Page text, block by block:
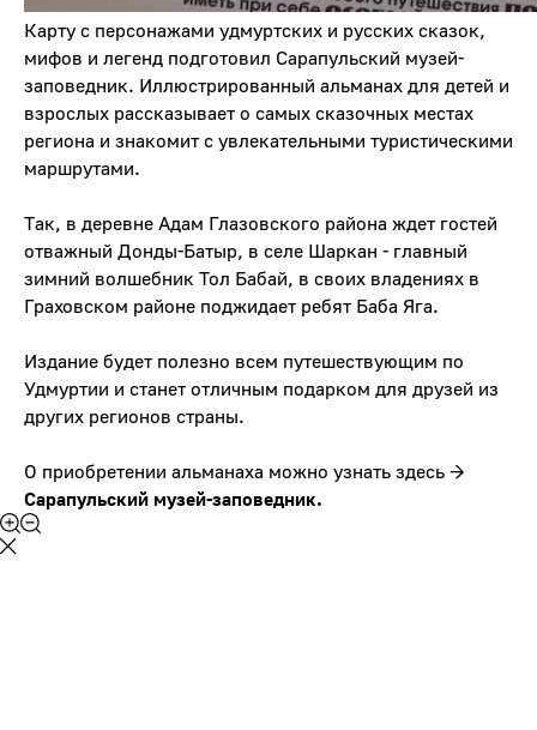
Карту с персонажами удмуртских и русских сказок,
мифов и легенд подготовил Сарапульский музей-
заповедник. Иллюстрированный альманах для детей и
взрослых рассказывает о самых сказочных местах
региона и знакомит с увлекательными туристическими
маршрутами.
Так, в деревне Адам Глазовского района ждет гостей
отважный Донды-Батыр, в селе Шаркан - главный
зимний волшебник Тол Бабай, в своих владениях в
Граховском районе поджидает ребят Баба Яга.
Издание будет полезно всем путешествующим по
Удмуртии и станет отличным подарком для друзей из
других регионов страны.
О приобретении альманаха можно узнать здесь →
Сарапульский музей-заповедник.